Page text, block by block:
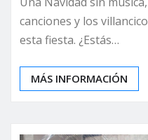
canciones y los
esta fiesta. ¿Estás…
MÁS INFORMACIÓN